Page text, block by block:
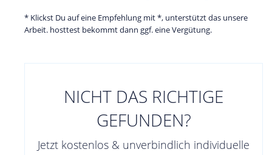
* Klickst Du auf eine Empfehlung mit *, unterstützt das unsere
Arbeit. hosttest bekommt dann ggf. eine Vergütung.
NICHT DAS RICHTIGE
GEFUNDEN?
Jetzt kostenlos & unverbindlich individuelle